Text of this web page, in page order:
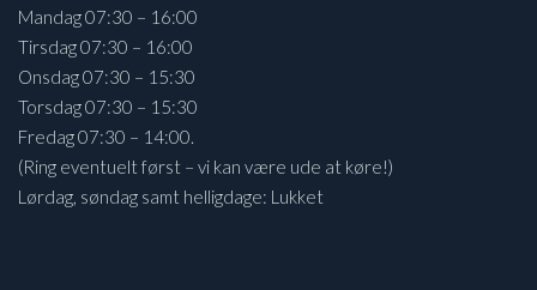
Mandag 07:30 – 16:00
Tirsdag 07:30 – 16:00
Onsdag 07:30 – 15:30
Torsdag 07:30 – 15:30
Fredag 07:30 – 14:00.
(Ring eventuelt først – vi kan være ude at køre!)
Lørdag, søndag samt helligdage: Lukket